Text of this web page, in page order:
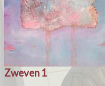
Zweven 1